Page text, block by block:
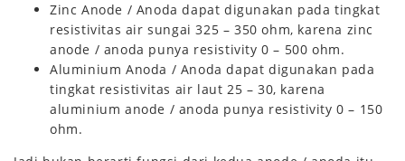
Zinc Anode / Anoda dapat digunakan pada tingkat
resistivitas air sungai 325 – 350 ohm, karena zinc
anode / anoda punya resistivity 0 – 500 ohm.
Aluminium Anoda / Anoda dapat digunakan pada
tingkat resistivitas air laut 25 – 30, karena
aluminium anode / anoda punya resistivity 0 – 150
ohm.